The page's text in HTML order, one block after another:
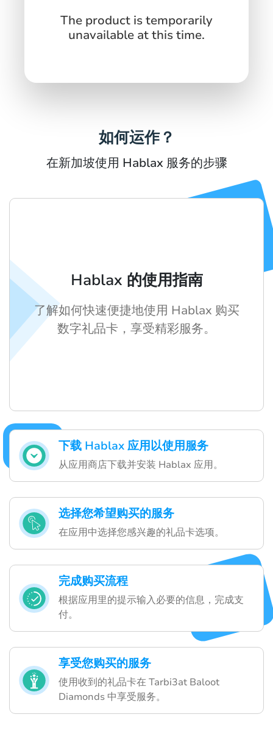
The product is temporarily
unavailable at this time.
如何运作？
在新加坡使用 Hablax 服务的步骤
下载 Hablax 应用以使用服务
从应用商店下载并安装 Hablax 应用。
选择您希望购买的服务
在应用中选择您感兴趣的礼品卡选项。
完成购买流程
根据应用里的提示输入必要的信息，完成支
付。
享受您购买的服务
使用收到的礼品卡在 Tarbi3at Baloot
Diamonds 中享受服务。
Hablax 的使用指南
了解如何快速便捷地使用 Hablax 购买
数字礼品卡，享受精彩服务。